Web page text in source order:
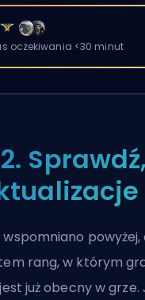
oczekiwania <30 minut
wspomniano
rang, w którym
już obecny w grze.